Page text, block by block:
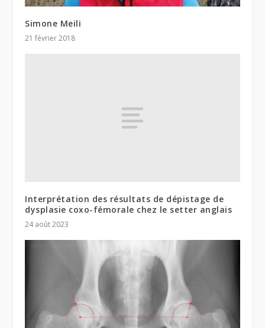
Simone Meili
21 février 2018
Interprétation des résultats de dépistage de
dysplasie coxo-fémorale chez le setter anglais
24 août 2023